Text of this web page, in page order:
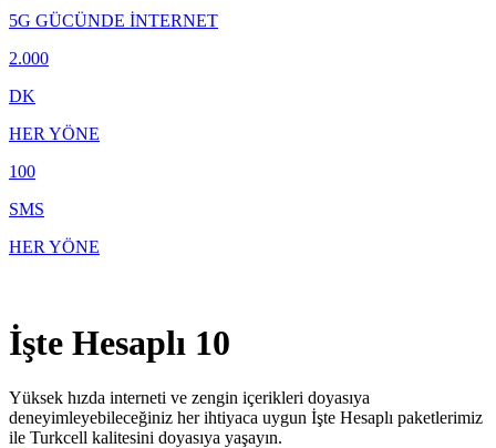
5G GÜCÜNDE İNTERNET
2.000
DK
HER YÖNE
100
SMS
HER YÖNE
İşte Hesaplı 10
Yüksek hızda interneti ve zengin içerikleri doyasıya
deneyimleyebileceğiniz her ihtiyaca uygun İşte Hesaplı paketlerimiz
ile Turkcell kalitesini doyasıya yaşayın.